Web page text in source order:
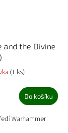
and the Divine
(1 ks)
Do košíku
Warhammer